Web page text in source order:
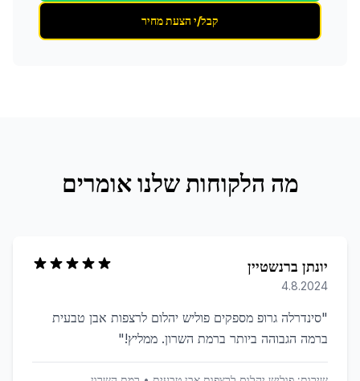
קבל/י הצעת מחיר
מה הלקוחות שלנו אומרים
יונתן ברנשטיין
4.8.2024
"סינדרלה גרופ מספקים פוליש יהלום לרצפות אבן טבעית
ברמה הגבוהה ביותר ברמת השרון. ממליץ!"